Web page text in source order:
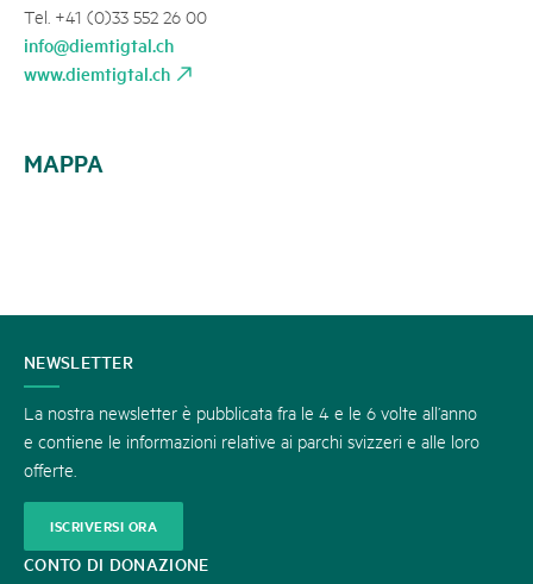
Tel. +41 (0)33 552 26 00
info@diemtigtal.ch
www.diemtigtal.ch
MAPPA
CONTATTATECI
NEWSLETTER
La nostra newsletter è pubblicata fra le 4 e le 6 volte all’anno
e contiene le informazioni relative ai parchi svizzeri e alle loro
offerte.
ISCRIVERSI ORA
CONTO DI DONAZIONE